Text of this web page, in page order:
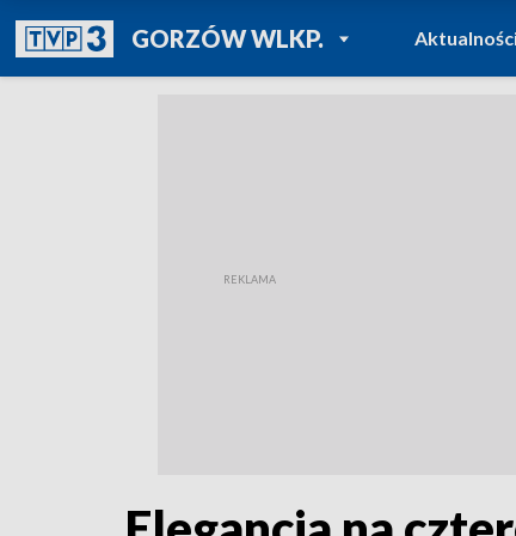
GORZÓW WLKP.POWRÓT DO
TVP REGIONY